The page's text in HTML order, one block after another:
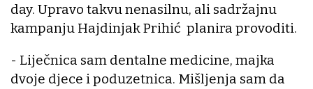
day. Upravo takvu nenasilnu, ali sadržajnu
kampanju Hajdinjak Prihić planira provoditi.
- Liječnica sam dentalne medicine, majka
dvoje djece i poduzetnica. Mišljenja sam da